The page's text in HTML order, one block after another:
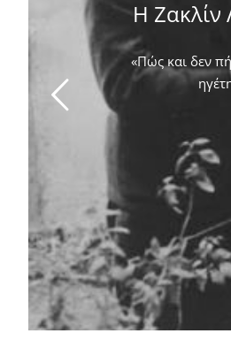
Η
«Πώς και δεν